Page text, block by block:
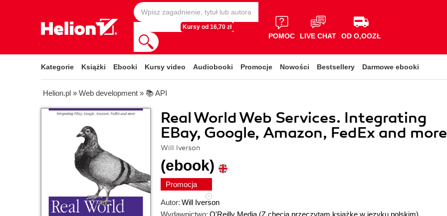
Kursy od 16,70 zł
POMOC LIVE CHAT OD O,OOZŁ
Kategorie Książki Ebooki Kursy video Audiobooki Promocje Nowości Bestsellery Darmowe ebooki
Helion.pl » Web development » 📚 API
Real World Web Services. Integrating
EBay, Google, Amazon, FedEx and more
Will Iverson
(ebook)
Promocja
Autor: Will Iverson
Wydawnictwo: O'Reilly Media (Z chęcią przeczytam książkę w języku polskim)